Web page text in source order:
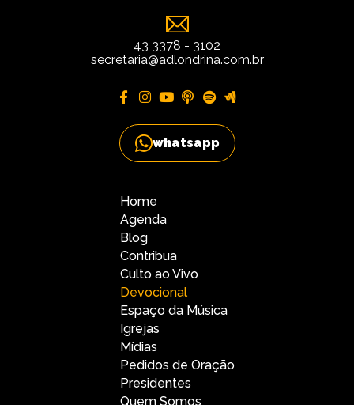
43 3378 - 3102
secretaria@adlondrina.com.br
whatsapp
Home
Agenda
Blog
Contribua
Culto ao Vivo
Devocional
Espaço da Música
Igrejas
Mídias
Pedidos de Oração
Presidentes
Quem Somos